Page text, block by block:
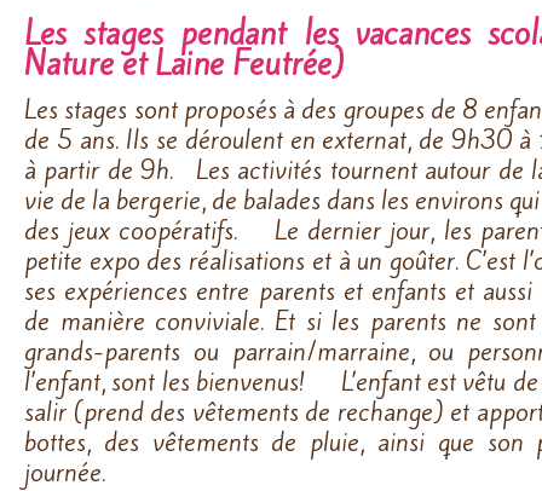
Les stages pendant les vacances
Nature et Laine Feutrée)
Les stages sont proposés à des groupes de 8
de 5 ans. Ils se déroulent en externat, de 9h30
à partir de 9h. Les activités tournent autour de
vie de la bergerie, de balades dans les environs
des jeux coopératifs. Le dernier jour, les
petite expo des réalisations et à un goûter. C’est
ses expériences entre parents et enfants et
de manière conviviale. Et si les parents ne
grands-parents ou parrain/marraine, ou
l’enfant, sont les bienvenus! L’enfant est vêtu
salir (prend des vêtements de rechange) et
bottes, des vêtements de pluie, ainsi que son
journée.